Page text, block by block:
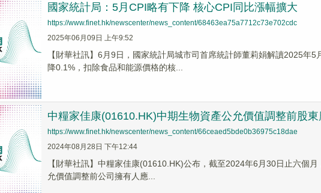
國家統計局：5月CPI略有下降 核心CPI同比漲幅擴大
https://www.finet.hk/newscenter/news_content/68463ea75a7712c73e702cdc
2025年06月09日 上午9:52
【財華社訊】6月9日，國家統計局城市司首席統計師董莉娟解讀2025
降0.1%，扣除食品和能源價格的核...
中糧家佳康(01610.HK)中期生物資產公允價值調整前股
https://www.finet.hk/newscenter/news_content/66ceaed5bde0b36975c18dae
2024年08月28日 下午12:44
【財華社訊】中糧家佳康(01610.HK)公布，截至2024年6月30日止六個
允價值調整前公司擁有人應...